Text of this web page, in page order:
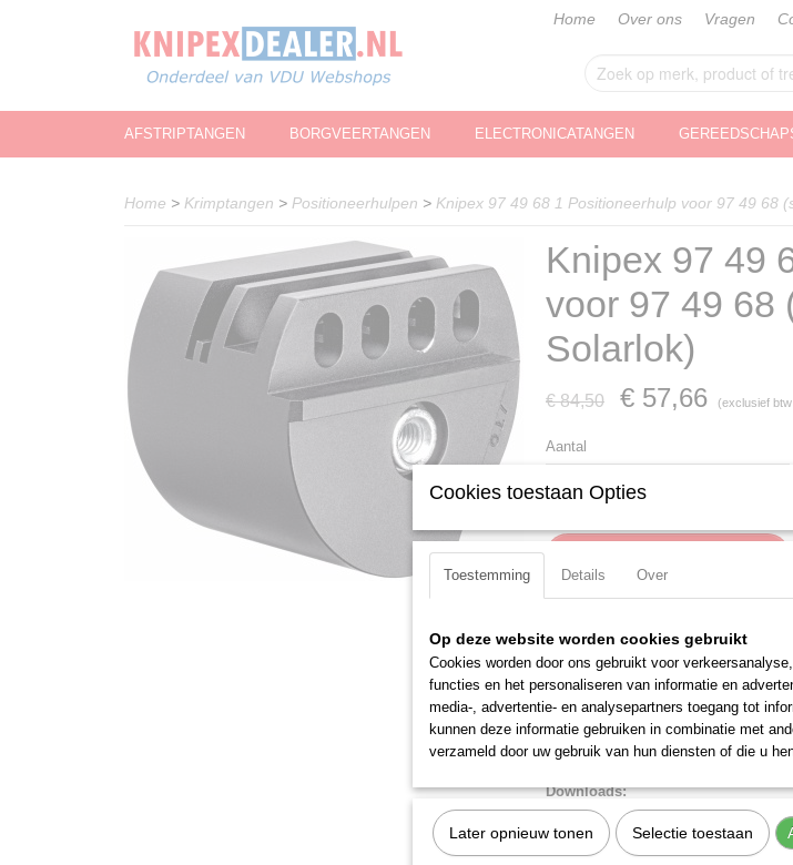
Home Over ons Vragen
AFSTRIPTANGEN BORGVEERTANGEN ELECTRONICATANGEN
Home > Krimptangen > Positioneerhulpen > Knipex 97 49 68 1 Positioneerhulp voor 97 49 68
Knipex 97 49
voor 97 49 68
Solarlok)
€ 84,50 € 57,66 (exclusief
Aantal
Productcode
EAN code
Productcode leverancier
Netto gewicht
Bruto gewicht
Omschrijving
Positioneerhulp voor 97 49 68 (solar
Toepassing:Positioneerhulp
Downloads:
Datasheet specificaties
Cookies toestaan Opties
Toestemming Details Over
Op deze website worden cookies gebruikt
Cookies worden door ons gebruikt voor
functies en het personaliseren van informatie en
media-, advertentie- en analysepartners toegang tot
kunnen deze informatie gebruiken in combinatie met
verzameld door uw gebruik van hun diensten of die u
Later opnieuw tonen Selectie toestaan